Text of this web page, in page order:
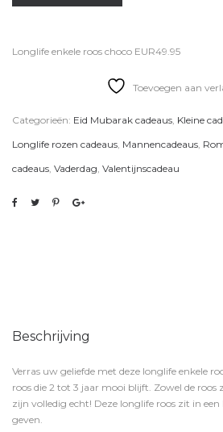
Longlife enkele roos choco EUR49.95
Toevoegen aan
Categorieën: Eid Mubarak cadeaus, Kleine
Longlife rozen cadeaus, Mannencadeaus,
cadeaus, Vaderdag, Valentijnscadeau
Beschrijving
Verras uw geliefde met deze longlife enkele
roos die 2 tot 3 jaar mooi blijft. Zowel de roos
zijn volledig echt! Deze longlife roos zit in een
geven.